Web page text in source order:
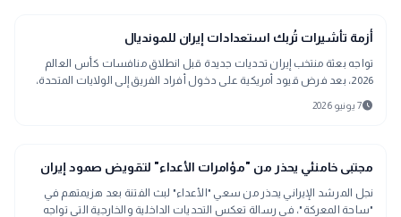
sports_soccer
رياضة
أزمة تأشيرات تُربك استعدادات إيران للمونديال
تواجه بعثة منتخب إيران تحديات جديدة قبل انطلاق منافسات كأس العالم
2026، بعد فرض قيود أمريكية على دخول أفراد الفريق إلى الولايات المتحدة،
التي تستضيف مباريات المجموعة التي يشارك بها المنتخب الإيراني.
schedule7 يونيو 2026
bolt
عاجل
مجتبى خامنئي يحذر من "مؤامرات الأعداء" لتقويض صمود إيران
نجل المرشد الإيراني يحذر من سعي "الأعداء" لبث الفتنة بعد هزيمتهم في
"ساحة المعركة"، في رسالة تعكس التحديات الداخلية والخارجية التي تواجه